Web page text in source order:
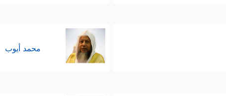
محمد أيوب